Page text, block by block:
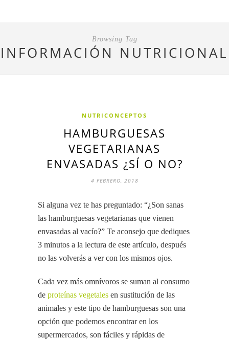
Browsing Tag
INFORMACIÓN NUTRICIONAL
NUTRICONCEPTOS
HAMBURGUESAS
VEGETARIANAS
ENVASADAS ¿SÍ O NO?
4 FEBRERO, 2018
Si alguna vez te has preguntado: “¿Son sanas
las hamburguesas vegetarianas que vienen
envasadas al vacío?” Te aconsejo que dediques
3 minutos a la lectura de este artículo, después
no las volverás a ver con los mismos ojos.
Cada vez más omnívoros se suman al consumo
de proteínas vegetales en sustitución de las
animales y este tipo de hamburguesas son una
opción que podemos encontrar en los
supermercados, son fáciles y rápidas de